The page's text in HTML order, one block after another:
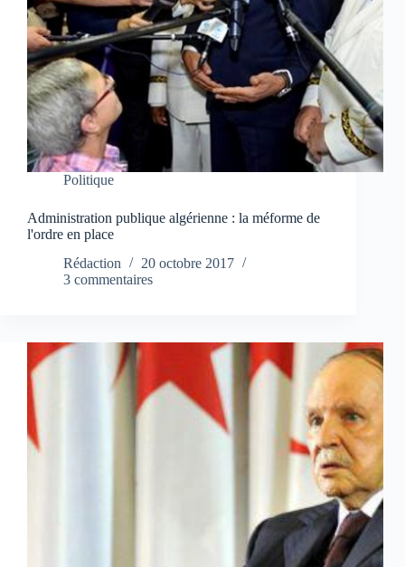
Politique
Administration publique algérienne : la méforme de
l'ordre en place
Rédaction
20 octobre 2017
3 commentaires